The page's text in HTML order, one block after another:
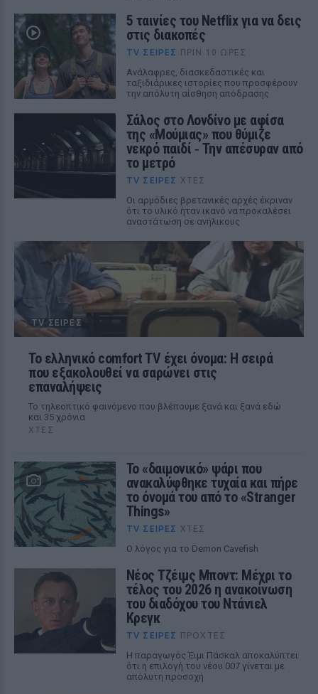
5 ταινίες του Netflix για να δεις
στις διακοπές
TV ΣΕΙΡΈΣ ΠΡΙΝ 10 ΏΡΕΣ
Aνάλαφρες, διασκεδαστικές και
ταξιδιάρικες ιστορίες που προσφέρουν
την απόλυτη αίσθηση απόδρασης
Σάλος στο Λονδίνο με αφίσα
της «Μούμιας» που θύμιζε
νεκρό παιδί ‑ Την απέσυραν από
το μετρό
TV ΣΕΙΡΈΣ ΧΤΕΣ
Οι αρμόδιες βρετανικές αρχές έκριναν
ότι το υλικό ήταν ικανό να προκαλέσει
αναστάτωση σε ανήλικους
TV ΣΕΙΡΈΣ
Το ελληνικό comfort TV έχει όνομα: Η σειρά
που εξακολουθεί να σαρώνει στις
επαναλήψεις
Το τηλεοπτικό φαινόμενο που βλέπουμε ξανά και ξανά εδώ
και 35 χρόνια
ΧΤΕΣ
Το «δαιμονικό» ψάρι που
ανακαλύφθηκε τυχαία και πήρε
το όνομά του από το «Stranger
Things»
TV ΣΕΙΡΈΣ ΧΤΕΣ
Ο λόγος για το Demon Cavefish
Νέος Τζέιμς Μποντ: Μέχρι το
τέλος του 2026 η ανακοίνωση
του διαδόχου του Ντάνιελ
Κρεγκ
TV ΣΕΙΡΈΣ ΠΡΟΧΤΈΣ
Η παραγωγός Έιμι Πάσκαλ αποκαλύπτει
ότι η επιλογή του νέου 007 γίνεται με
απόλυτη προσοχή